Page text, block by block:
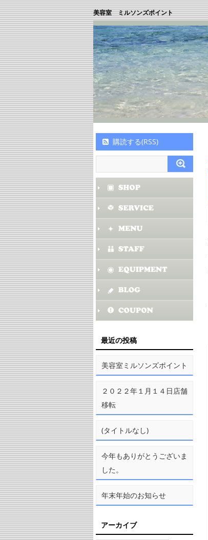
美容室 ミルソンズポイント
購読する(RSS)
最近の投稿
美容室ミルソンズポイント
２０２２年１月１４日店舗
移転
(タイトルなし)
今年もありがとうございま
した。
年末年始のお知らせ
アーカイブ